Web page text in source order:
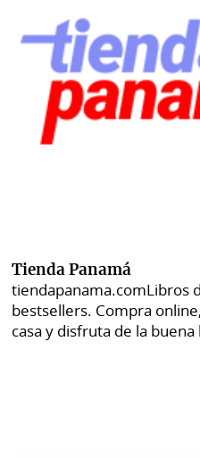
Tienda Panamá
tiendapanama.comLibros
bestsellers. Compra
casa y disfruta de la